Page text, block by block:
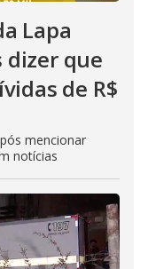
Lapa
dizer que
de R$
mencionar
notícias